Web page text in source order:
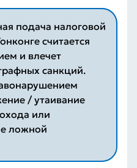
подача налоговой
считается
и влечет
санкций.
/ утаивание
или
ложной